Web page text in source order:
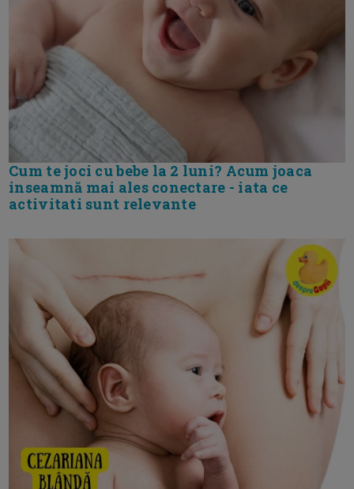
Cum te joci cu bebe la 2 luni? Acum joaca
inseamnă mai ales conectare - iata ce
activitati sunt relevante